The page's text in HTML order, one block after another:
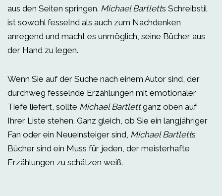
aus den Seiten springen. Michael Bartletts Schreibstil
ist sowohl fesselnd als auch zum Nachdenken
anregend und macht es unmöglich, seine Bücher aus
der Hand zu legen.
Wenn Sie auf der Suche nach einem Autor sind, der
durchweg fesselnde Erzählungen mit emotionaler
Tiefe liefert, sollte Michael Bartlettganz oben auf
Ihrer Liste stehen. Ganz gleich, ob Sie ein langjähriger
Fan oder ein Neueinsteiger sind, Michael Bartletts
Bücher sind ein Muss für jeden, der meisterhafte
Erzählungen zu schätzen weiß.